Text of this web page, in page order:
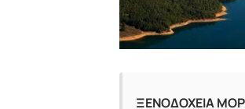
ΞΕΝΟΔΟΧΕΙΑ